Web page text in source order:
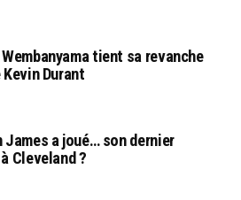
tient sa revanche
Durant
James a joué… son dernier
Cleveland ?